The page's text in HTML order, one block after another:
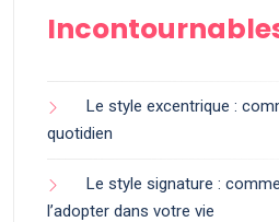
Le style excentrique :
quotidien
Le style signature :
l’adopter dans votre vie